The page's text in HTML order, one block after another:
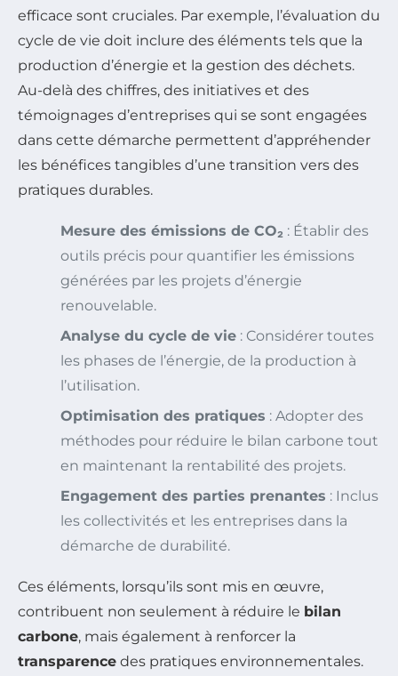
efficace sont cruciales. Par exemple, l’évaluation du
cycle de vie doit inclure des éléments tels que la
production d’énergie et la gestion des déchets.
Au-delà des chiffres, des initiatives et des
témoignages d’entreprises qui se sont engagées
dans cette démarche permettent d’appréhender
les bénéfices tangibles d’une transition vers des
pratiques durables.
Mesure des émissions de CO₂ : Établir des
outils précis pour quantifier les émissions
générées par les projets d’énergie
renouvelable.
Analyse du cycle de vie : Considérer toutes
les phases de l’énergie, de la production à
l’utilisation.
Optimisation des pratiques : Adopter des
méthodes pour réduire le bilan carbone tout
en maintenant la rentabilité des projets.
Engagement des parties prenantes : Inclus
les collectivités et les entreprises dans la
démarche de durabilité.
Ces éléments, lorsqu’ils sont mis en œuvre,
contribuent non seulement à réduire le bilan
carbone, mais également à renforcer la
transparence des pratiques environnementales.